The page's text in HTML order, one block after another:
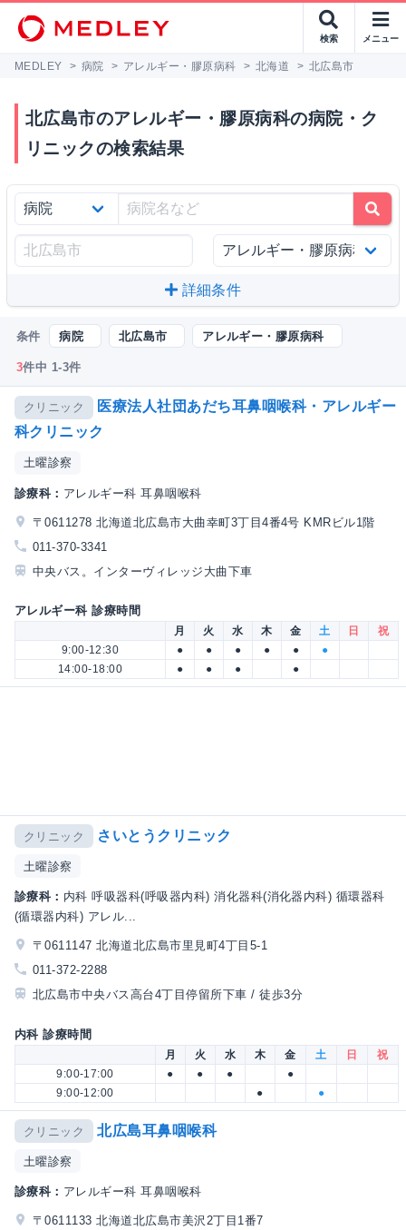
検索 メニュー
MEDLEY > 病院 > アレルギー・膠原病科 > 北海道 > 北広島市
北広島市のアレルギー・膠原病科の病院・ク
リニックの検索結果
詳細条件
条件 病院 北広島市 アレルギー・膠原病科
3件中 1-3件
クリニック
医療法人社団あだち耳鼻咽喉科・アレルギー
科クリニック
土曜診察
診療科： アレルギー科 耳鼻咽喉科
〒0611278 北海道北広島市大曲幸町3丁目4番4号 KMRビル1階
011-370-3341
中央バス。インターヴィレッジ大曲下車
アレルギー科 診療時間
月 火 水 木 金 土 日
祝
9:00-12:30
● ● ● ● ●
●
14:00-18:00
● ● ● ●
クリニック さいとうクリニック
土曜診察
診療科： 内科 呼吸器科(呼吸器内科) 消化器科(消化器内科) 循環器科
(循環器内科) アレル...
〒0611147 北海道北広島市里見町4丁目5-1
011-372-2288
北広島市中央バス高台4丁目停留所下車 / 徒歩3分
内科 診療時間
月 火 水 木 金 土 日
祝
9:00-17:00
● ● ●
●
9:00-12:00
● ●
クリニック 北広島耳鼻咽喉科
土曜診察
診療科： アレルギー科 耳鼻咽喉科
〒0611133 北海道北広島市美沢2丁目1番7